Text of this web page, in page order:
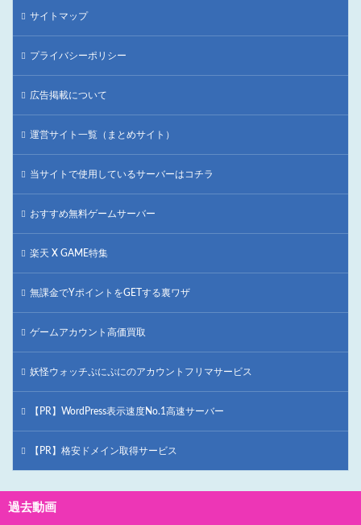
サイトマップ
プライバシーポリシー
広告掲載について
運営サイト一覧（まとめサイト）
当サイトで使用しているサーバーはコチラ
おすすめ無料ゲームサーバー
楽天 X GAME特集
無課金でYポイントをGETする裏ワザ
ゲームアカウント高価買取
妖怪ウォッチぷにぷにのアカウントフリマサービス
【PR】WordPress表示速度No.1高速サーバー
【PR】格安ドメイン取得サービス
過去動画